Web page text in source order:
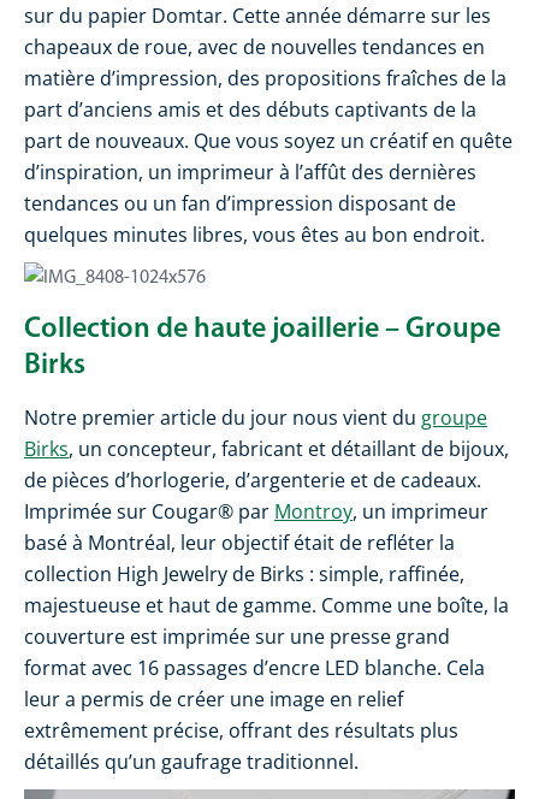
sur du papier Domtar. Cette année démarre sur les
chapeaux de roue, avec de nouvelles tendances en
matière d’impression, des propositions fraîches de la
part d’anciens amis et des débuts captivants de la
part de nouveaux. Que vous soyez un créatif en quête
d’inspiration, un imprimeur à l’affût des dernières
tendances ou un fan d’impression disposant de
quelques minutes libres, vous êtes au bon endroit.
Collection de haute joaillerie – Groupe
Birks
Notre premier article du jour nous vient du groupe
Birks, un concepteur, fabricant et détaillant de bijoux,
de pièces d’horlogerie, d’argenterie et de cadeaux.
Imprimée sur Cougar® par Montroy, un imprimeur
basé à Montréal, leur objectif était de refléter la
collection High Jewelry de Birks : simple, raffinée,
majestueuse et haut de gamme. Comme une boîte, la
couverture est imprimée sur une presse grand
format avec 16 passages d’encre LED blanche. Cela
leur a permis de créer une image en relief
extrêmement précise, offrant des résultats plus
détaillés qu’un gaufrage traditionnel.